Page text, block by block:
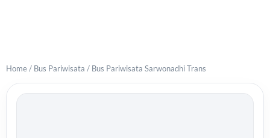
Home/ Bus Pariwisata / Bus Pariwisata Sarwonadhi Trans